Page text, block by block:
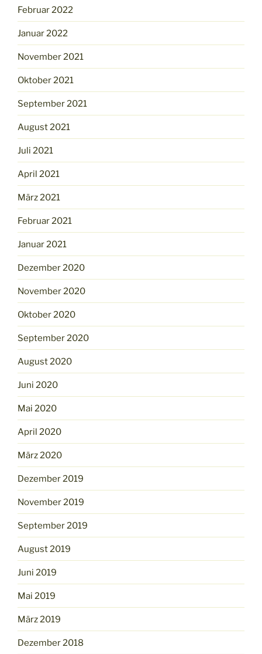
Februar 2022
Januar 2022
November 2021
Oktober 2021
September 2021
August 2021
Juli 2021
April 2021
März 2021
Februar 2021
Januar 2021
Dezember 2020
November 2020
Oktober 2020
September 2020
August 2020
Juni 2020
Mai 2020
April 2020
März 2020
Dezember 2019
November 2019
September 2019
August 2019
Juni 2019
Mai 2019
März 2019
Dezember 2018